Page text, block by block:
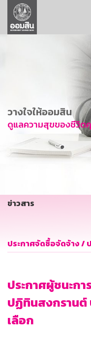
ลูกค้าธุรกิจ
ลูกค้าผู้ประกอบราย
การพัฒนาที่ยั่งยืน
ข่าวสาร
บริการทางการเงิน
อื่นๆ
วางใจให้ออมสิน
ดูแลความสุขของชีวิ
ข่าวสาร
ประกาศจัดซื้อจัดจ้าง /
ประกาศผู้ชนะก
ปฏิทินสงกรานต์
เลือก